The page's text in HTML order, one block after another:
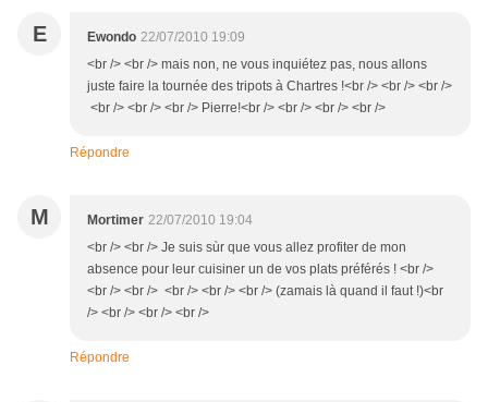
E Ewondo 22/07/2010 19:09
<br /> <br /> mais non, ne vous inquiétez pas, nous allons
juste faire la tournée des tripots à Chartres !<br /> <br /> <br />
<br /> <br /> <br /> Pierre!<br /> <br /> <br /> <br />
Répondre
M Mortimer 22/07/2010 19:04
<br /> <br /> Je suis sùr que vous allez profiter de mon
absence pour leur cuisiner un de vos plats préférés ! <br />
<br /> <br /> <br /> <br /> <br /> (zamais là quand il faut !)<br
/> <br /> <br /> <br />
Répondre